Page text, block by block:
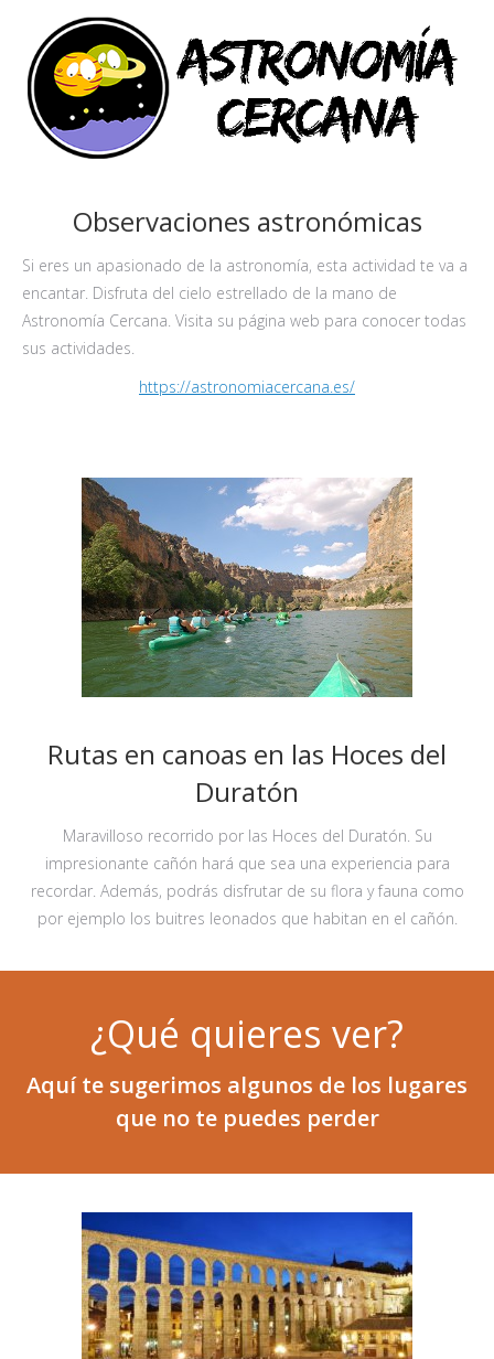
Observaciones astronómicas
Si eres un apasionado de la astronomía, esta actividad te va a
encantar. Disfruta del cielo estrellado de la mano de
Astronomía Cercana. Visita su página web para conocer todas
sus actividades.
https://astronomiacercana.es/
Rutas en canoas en las Hoces del
Duratón
Maravilloso recorrido por las Hoces del Duratón. Su
impresionante cañón hará que sea una experiencia para
recordar. Además, podrás disfrutar de su flora y fauna como
por ejemplo los buitres leonados que habitan en el cañón.
¿Qué quieres ver?
Aquí te sugerimos algunos de los lugares
que no te puedes perder